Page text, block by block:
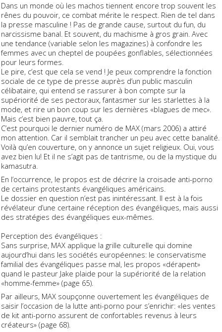
Dans un monde où les machos tiennent encore trop souvent les
rênes du pouvoir, ce combat mérite le respect. Rien de tel dans
la presse masculine ! Pas de grande cause, surtout du fun, du
narcissisme banal. Et souvent, du machisme à gros grain. Avec
une tendance (variable selon les magazines) à confondre les
femmes avec un cheptel de poupées gonflables, sélectionnées
pour leurs formes.
Le pire, c’est que cela se vend ! Je peux comprendre la fonction
sociale de ce type de presse auprès d’un public masculin
célibataire, qui entend se rassurer à bon compte sur la
supériorité de ses pectoraux, fantasmer sur les starlettes à la
mode, et rire un bon coup sur les dernières «blagues de mec».
Mais c’est bien pauvre, tout ça.
C’est pourquoi le dernier numéro de MAX (mars 2006) a attiré
mon attention. Car il semblait trancher un peu avec cette banalité.
Voilà qu’en couverture, on y annonce un sujet religieux. Oui, vous
avez bien lu! Et il ne s’agit pas de tantrisme, ou de la mystique du
kamasutra.
En l’occurrence, le propos est de décrire la croisade anti-porno
de certains protestants évangéliques américains.
Le dossier en question n’est pas inintéressant. Il est à la fois
révélateur d’une certaine réception des évangéliques, mais aussi
des stratégies des évangéliques eux-mêmes.
Perception des évangéliques :
Sans surprise, MAX applique la grille culturelle qui domine
aujourd’hui dans les sociétés européennes: le conservatisme
familial des évangéliques passe mal, les propos «dérapent»
quand le pasteur Jake plaide pour la supériorité de la relation
«homme-femme» (page 65).
Par ailleurs, MAX soupçonne ouvertement les évangéliques de
saisir l’occasion de la lutte anti-porno pour s’enrichir: «les ventes
de kit anti-porno assurent de confortables revenus à leurs
créateurs» (page 68).